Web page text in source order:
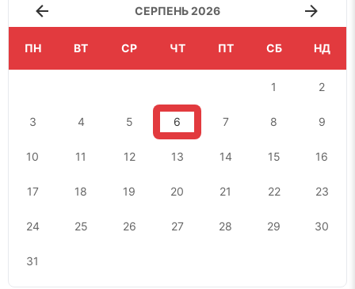
СЕРПЕНЬ 2026
ПН ВТ СР ЧТ ПТ СБ НД
1 2
3 4 5 6 7 8 9
10 11 12 13 14 15 16
17 18 19 20 21 22 23
24 25 26 27 28 29 30
31